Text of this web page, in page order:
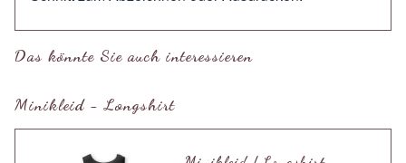
Das könnte Sie auch interessieren
Minikleid - Longshirt